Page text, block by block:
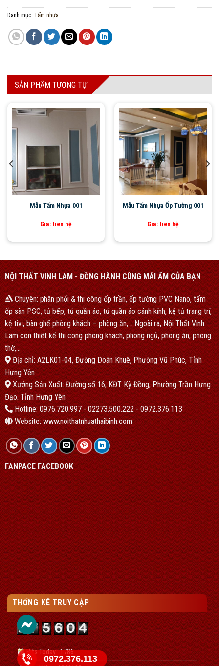
Danh mục: Tấm nhựa
SẢN PHẨM TƯƠNG TỰ
Mẫu Tấm Nhựa 001
Giá: liên hệ
Mẫu Tấm Nhựa Ốp Tường 001
Giá: liên hệ
NỘI THẤT VINH LAM - ĐỒNG HÀNH CÙNG MÁI ẤM CỦA BẠN
Chuyên: phân phối & thi công ốp trần, ốp tường PVC Nano, tấm
ốp sàn PSC, tủ bếp, tủ quần áo, tủ quần áo cánh kính, kệ tủ trang trí,
kệ tivi, bàn ghế phòng khách – phòng ăn,… Ngoài ra, Nội Thất Vinh
Lam còn thiết kế thi công phòng khách, phòng ngủ, phòng ăn, phòng
thờ,…
Địa chỉ: A2LK01-04, Đường Doãn Khuê, Phường Vũ Phúc, Tỉnh
Hưng Yên
Xưởng Sản Xuất: Đường số 16, KĐT Kỳ Đồng, Phường Trần Hưng
Đạo, Tỉnh Hưng Yên
Hotline: 0976.720.997 - 02273.500.222 - 0972.376.113
Website: www.noithatnhuathaibinh.com
FANPACE FACEBOOK
THỐNG KÊ TRUY CẬP
Hits Today : 1786
0972.376.113